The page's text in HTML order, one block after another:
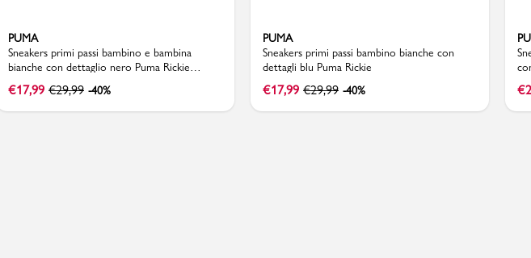
PUMA
Sneakers primi passi bambino e bambina
bianche con dettaglio nero Puma Rickie
Classic
€17,99 €29,99 -40%
PUMA
Sneakers primi passi bambino bianche con
dettagli blu Puma Rickie
€17,99 €29,99 -40% €